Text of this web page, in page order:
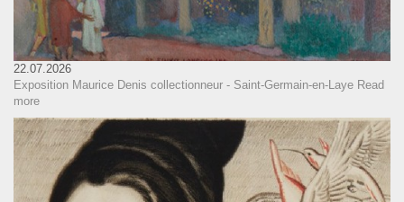
22.07.2026
Exposition Maurice Denis collectionneur - Saint-Germain-en-Laye Read
more